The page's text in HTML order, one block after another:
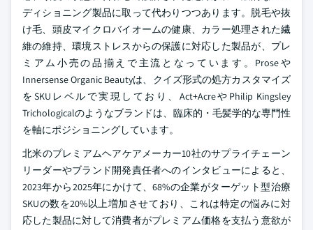
ディショニング製品に取って代わりつつあります。脱毛や抜
け毛、頭皮マイクロバイオームの健康、カラー処理された繊
維の維持、環境ストレスからの保護に対応した製品が、プレ
ミアム小売の品揃えで主流となっています。Proseや
Innersense Organic Beautyは、クイズ形式の処方カスタマイズ
をSKUレベルで実現しており、Act+AcreやPhilip Kingsley
Trichologicalのようなブランドは、臨床的・毛髪学的な専門性
を軸にポジショニングしています。
北米のプレミアムヘアケアメーカー10社のサプライチェーン
リーダーやブランド開発責任者へのインタビューによると、
2023年から2025年にかけて、68%の企業がターゲット型治療
SKUの数を20%以上増加させており、これは特定の悩みに対
応した製品に対して消費者がプレミアム価格を支払う意欲が